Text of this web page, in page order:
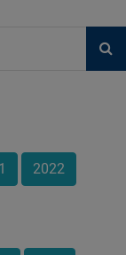
2022